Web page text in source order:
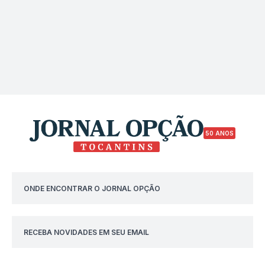
50 ANOS
ONDE ENCONTRAR O JORNAL OPÇÃO
RECEBA NOVIDADES EM SEU EMAIL